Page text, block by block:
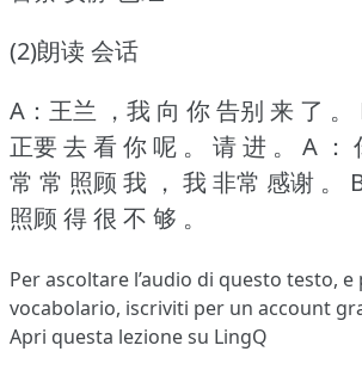
(2)朗读 会话
A：王兰 ，我 向 你 告别 来 了 。
正要 去 看 你 呢 。
请 进 。
A ：
常 常 照顾 我 ， 我 非常 感谢 。
照顾 得 很 不 够 。
Per ascoltare l’audio di questo testo,
vocabolario, iscriviti per un account
Apri questa lezione su LingQ